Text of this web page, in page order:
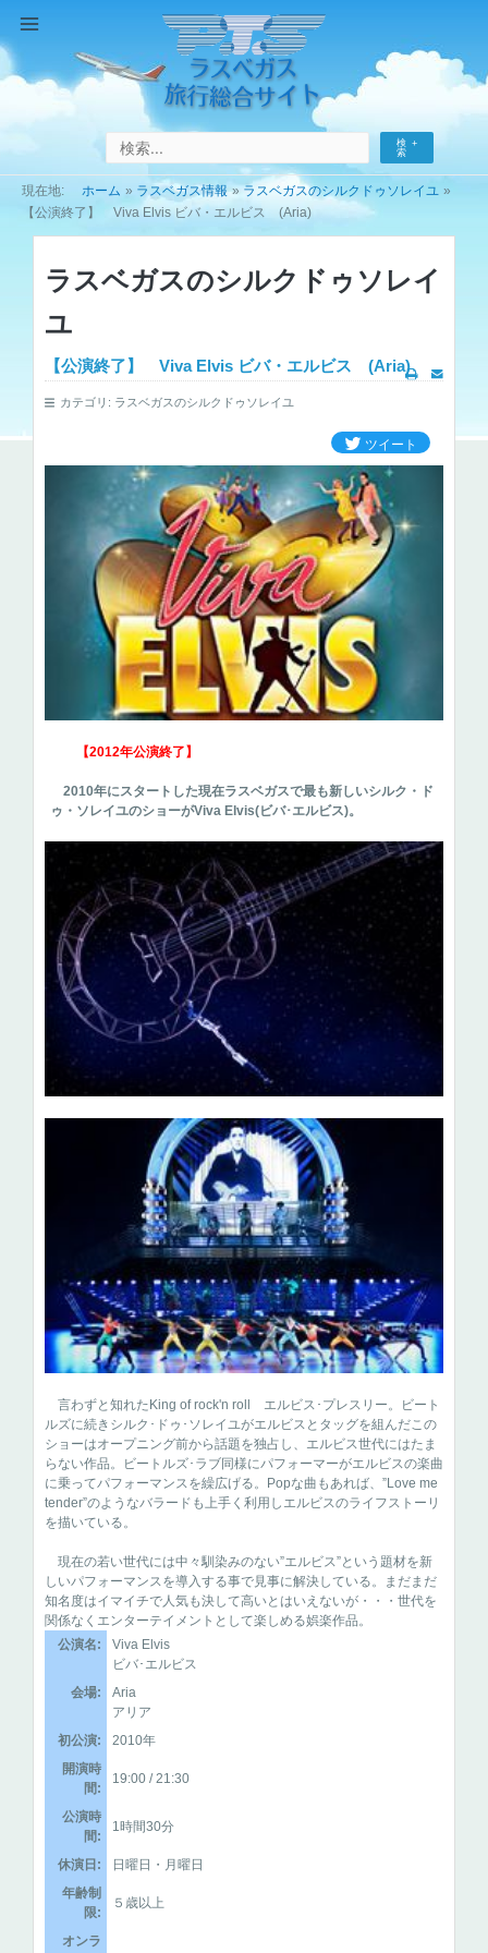
テ
ン
キ
Menu
検
索
ホーム ラスベガス情報
ラスベガスのシルクドゥソレイユ
【公演終了】 Viva Elvis ビバ・エルビス (Aria)
ラスベガスのシルクドゥソレイ
ユ
【公演終了】 Viva Elvis ビバ・エルビス (Aria)
カテゴリ: ラスベガスのシルクドゥソレイユ
【2012年公演終了】
2010年にスタートした現在ラスベガスで最も新しいシルク・ド
ゥ・ソレイユのショーがViva Elvis(ビバ･エルビス)。
言わずと知れたKing of rock'n roll エルビス･プレスリー。ビート
ルズに続きシルク･ドゥ･ソレイユがエルビスとタッグを組んだこの
ショーはオープニング前から話題を独占し、エルビス世代にはたま
らない作品。ビートルズ･ラブ同様にパフォーマーがエルビスの楽曲
に乗ってパフォーマンスを繰広げる。Popな曲もあれば、”Love me
tender”のようなバラードも上手く利用しエルビスのライフストーリ
を描いている。
現在の若い世代には中々馴染みのない”エルビス”という題材を新
しいパフォーマンスを導入する事で見事に解決している。まだまだ
知名度はイマイチで人気も決して高いとはいえないが・・・世代を
関係なくエンターテイメントとして楽しめる娯楽作品。
公演名:
Viva Elvis
ビバ･エルビス
会場:
Aria
アリア
初公演:
2010年
開演時
間:
19:00 / 21:30
公演時
間:
1時間30分
休演日:
日曜日・月曜日
年齢制
限:
５歳以上
オンラ
ツイート